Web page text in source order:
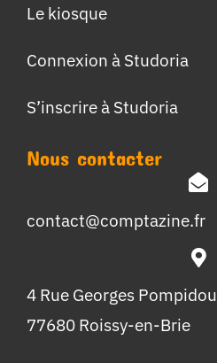
Le kiosque
Connexion à Studoria
S’inscrire à Studoria
Nous contacter
contact@comptazine.fr
4 Rue Georges Pompidou
77680 Roissy-en-Brie